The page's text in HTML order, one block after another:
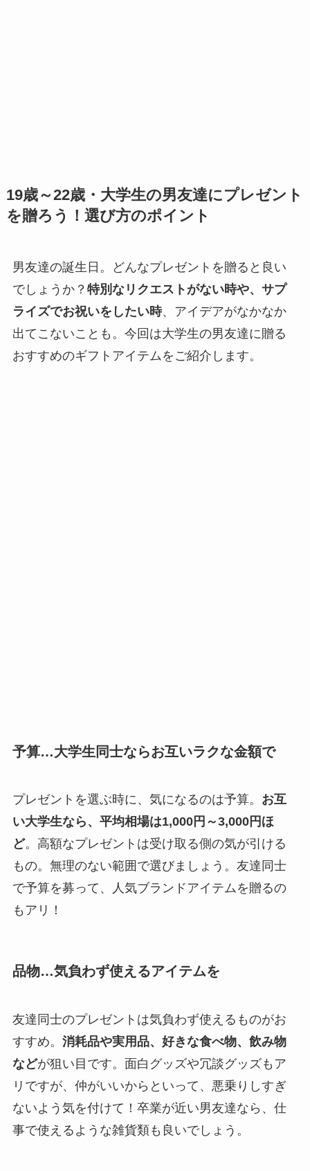
19歳～22歳・大学生の男友達にプレゼント
を贈ろう！選び方のポイント
男友達の誕生日。どんなプレゼントを贈ると良い
でしょうか？ 特別なリクエストがない時や、サプ
ライズでお祝いをしたい時、アイデアがなかなか
出てこないことも。今回は大学生の男友達に贈る
おすすめのギフトアイテムをご紹介します。
予算…大学生同士ならお互いラクな金額で
プレゼントを選ぶ時に、気になるのは予算。 お互
い大学生なら、平均相場は1,000円～3,000円ほ
ど。高額なプレゼントは受け取る側の気が引ける
もの。無理のない範囲で選びましょう。友達同士
で予算を募って、人気ブランドアイテムを贈るの
もアリ！
品物…気負わず使えるアイテムを
友達同士のプレゼントは気負わず使えるものがお
すすめ。 消耗品や実用品、好きな食べ物、飲み物
などが狙い目です。面白グッズや冗談グッズもア
リですが、仲がいいからといって、悪乗りしすぎ
ないよう気を付けて！卒業が近い男友達なら、仕
事で使えるような雑貨類も良いでしょう。